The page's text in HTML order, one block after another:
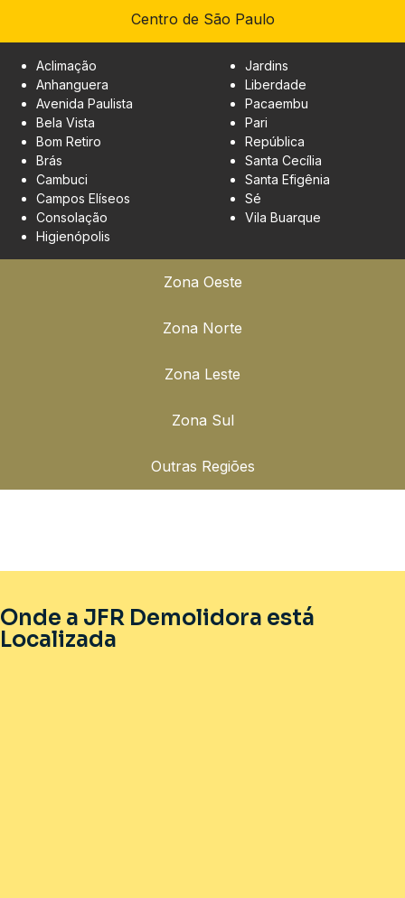
Centro de São Paulo
Zona Oeste
Zona Norte
Zona Leste
Zona Sul
Outras Regiões
Aclimação
Anhanguera
Avenida Paulista
Bela Vista
Bom Retiro
Brás
Cambuci
Campos Elíseos
Consolação
Higienópolis
Jardins
Liberdade
Pacaembu
Pari
República
Santa Cecília
Santa Efigênia
Sé
Vila Buarque
Onde a JFR Demolidora está
Localizada